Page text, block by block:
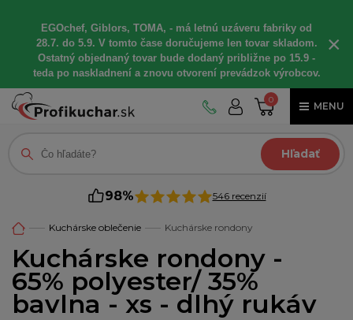
EGOchef, Giblors, TOMA, - má letnú uzáveru fabriky od
28.7. do 5.9. V tomto čase doručujeme len tovar skladom.
Ostatný objednaný tovar bude dodaný približne po 15.9 -
teda po naskladnení a znovu otvorení prevádzok výrobcov.
×
0
MENU
Hľadať
98% 546 recenzií
Kuchárske oblečenie Kuchárske rondony
Kuchárske rondony -
65% polyester/ 35%
bavlna - xs - dlhý rukáv